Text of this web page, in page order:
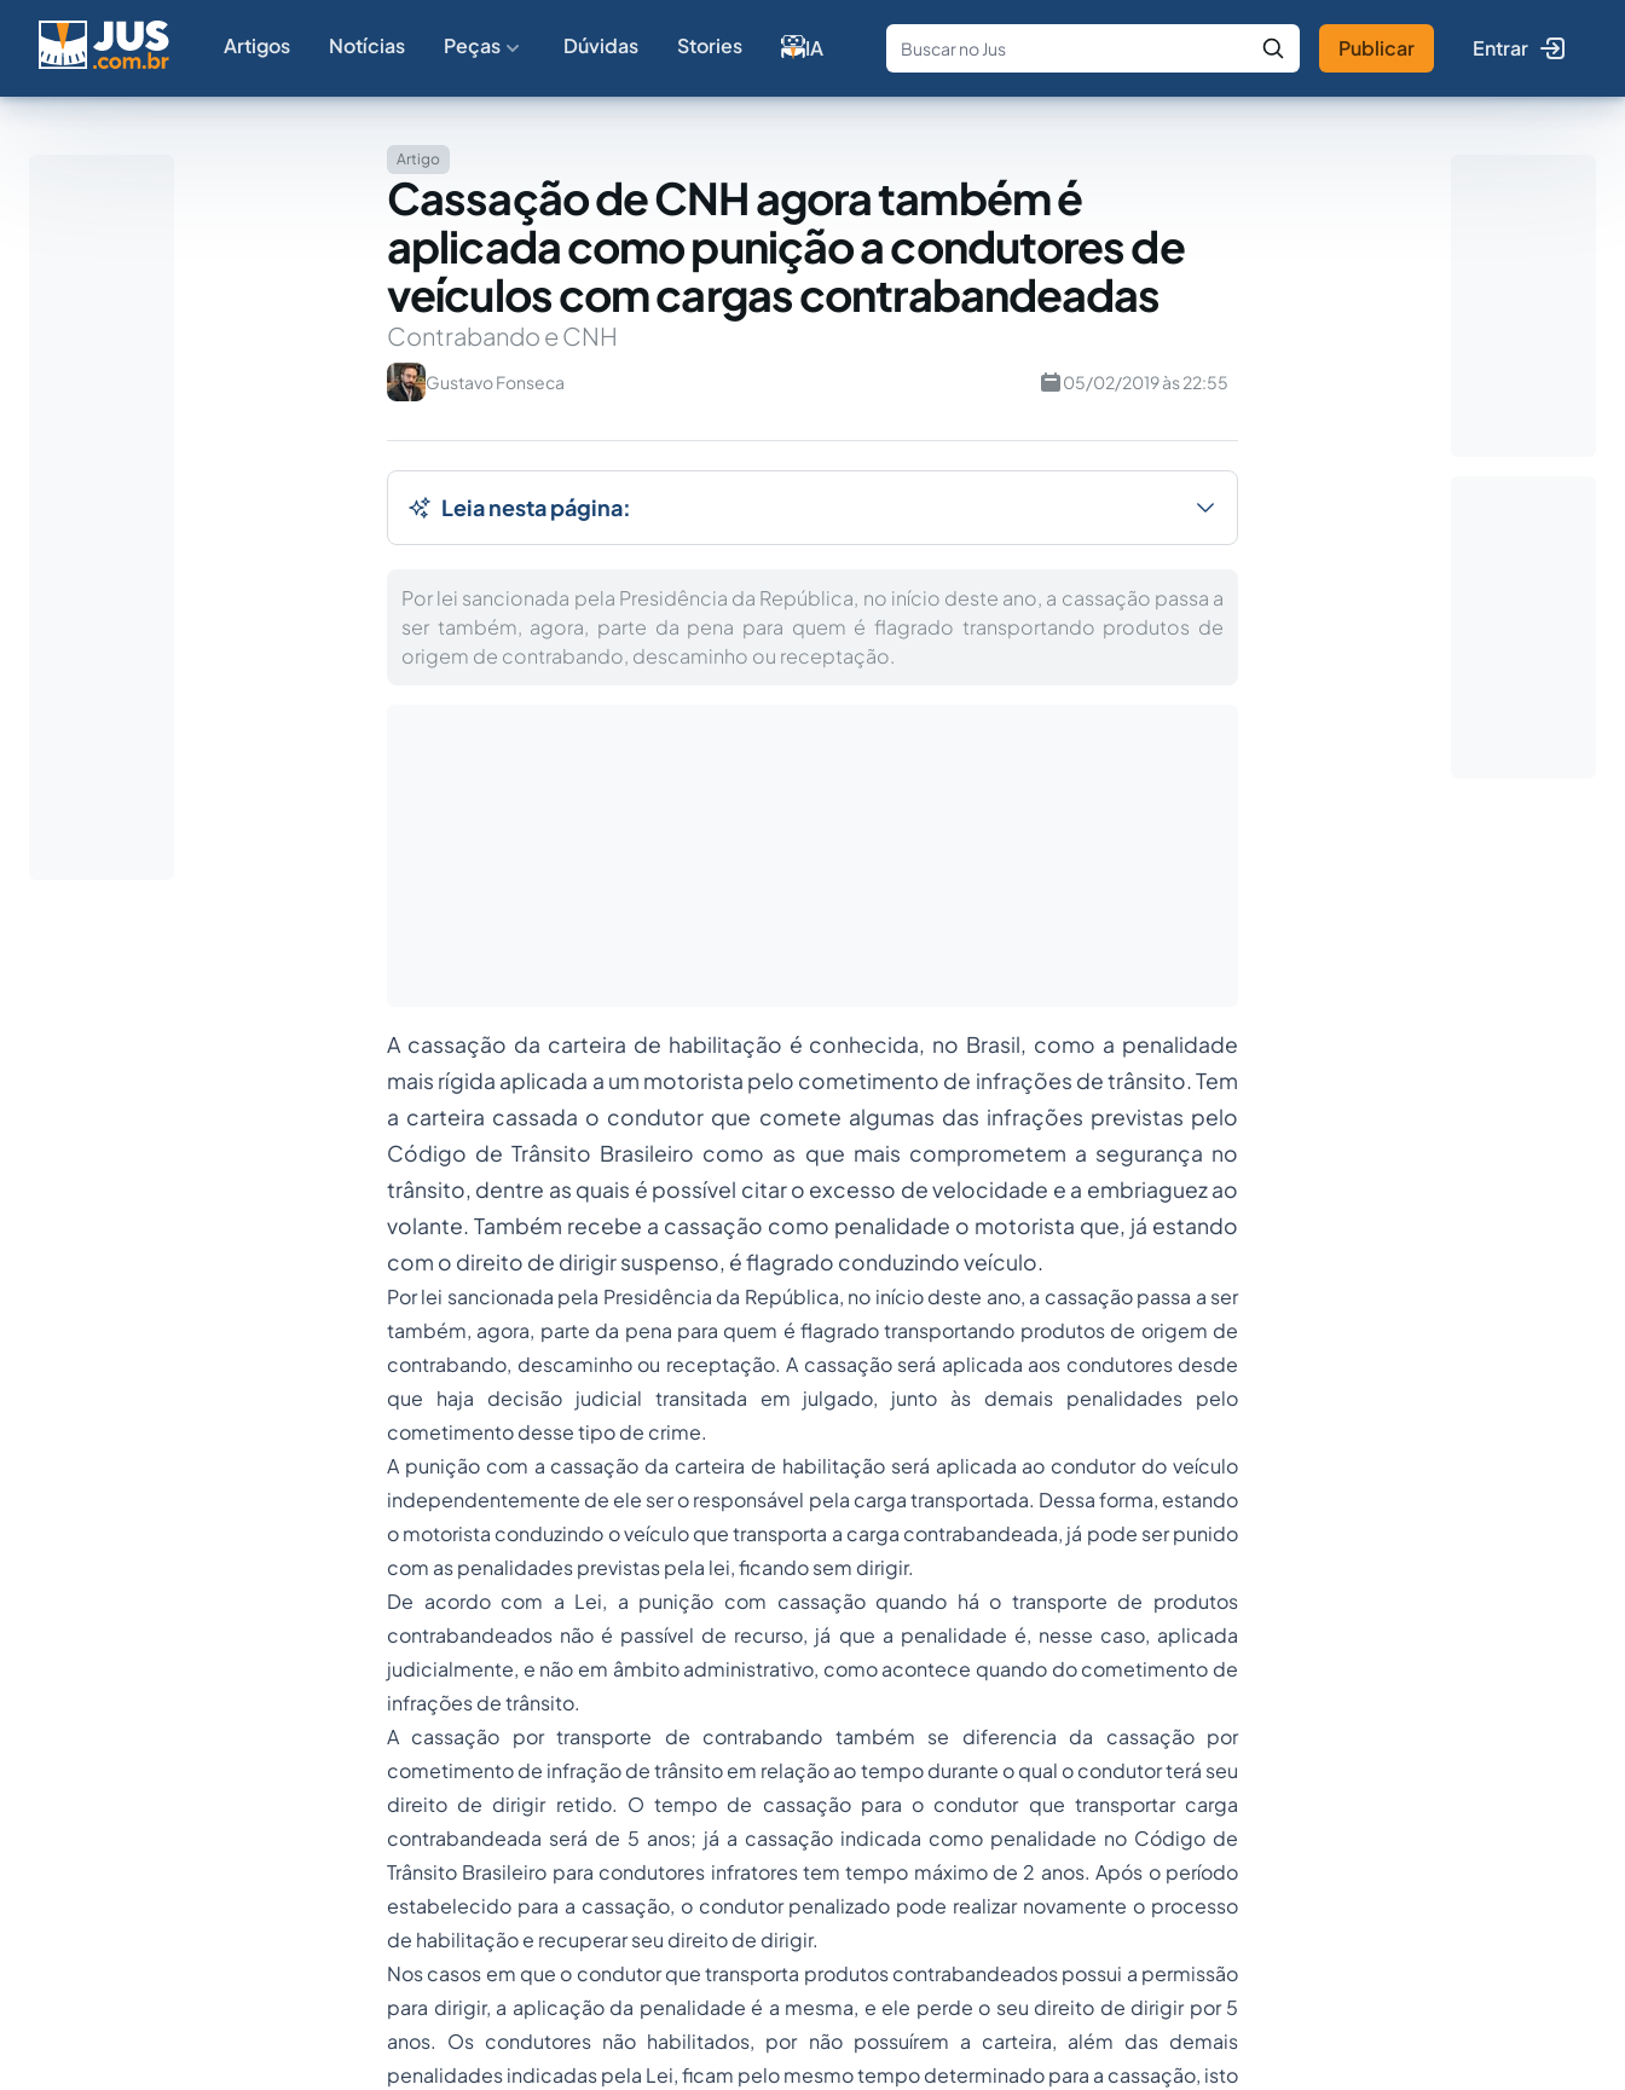
Artigos Notícias Peças Dúvidas Stories IA
Fale com a IA Buscar no Jus
Publicar Entrar
Artigo
Cassação de CNH agora também é
aplicada como punição a condutores de
veículos com cargas contrabandeadas
Contrabando e CNH
Gustavo Fonseca 05/02/2019 às 22:55
Leia nesta página:
Por lei sancionada pela Presidência da República, no início deste ano, a cassação passa a
ser também, agora, parte da pena para quem é flagrado transportando produtos de
origem de contrabando, descaminho ou receptação.
A cassação da carteira de habilitação é conhecida, no Brasil, como a penalidade
mais rígida aplicada a um motorista pelo cometimento de infrações de trânsito. Tem
a carteira cassada o condutor que comete algumas das infrações previstas pelo
Código de Trânsito Brasileiro como as que mais comprometem a segurança no
trânsito, dentre as quais é possível citar o excesso de velocidade e a embriaguez ao
volante. Também recebe a cassação como penalidade o motorista que, já estando
com o direito de dirigir suspenso, é flagrado conduzindo veículo.
Por lei sancionada pela Presidência da República, no início deste ano, a cassação passa a ser
também, agora, parte da pena para quem é flagrado transportando produtos de origem de
contrabando, descaminho ou receptação. A cassaçãoserá aplicada aos condutores desde
que haja decisão judicial transitada em julgado, junto às demais penalidades pelo
cometimento desse tipo de crime.
A punição com a cassação da carteira de habilitação será aplicada ao condutor do veículo
independentemente de ele ser o responsável pela carga transportada. Dessa forma, estando
o motorista conduzindo o veículo que transporta a carga contrabandeada, já pode ser punido
com as penalidades previstas pela lei, ficando sem dirigir.
De acordo com a Lei, a punição com cassação quando há o transporte de produtos
contrabandeados não é passível de recurso, já que a penalidade é, nesse caso, aplicada
judicialmente, e não em âmbito administrativo, como acontece quando do cometimento de
infrações de trânsito.
A cassação por transporte de contrabando também se diferencia da cassação por
cometimento de infração de trânsito em relação ao tempo durante o qual o condutor terá seu
direito de dirigir retido. Otempo de cassaçãopara o condutor que transportar carga
contrabandeada será de 5 anos; já a cassação indicada como penalidade no Código de
Trânsito Brasileiro para condutores infratores tem tempo máximo de 2 anos. Após o período
estabelecido para a cassação, o condutor penalizado pode realizar novamente o processo
de habilitação e recuperar seu direito de dirigir.
Nos casos em que o condutor que transporta produtos contrabandeados possui a permissão
para dirigir, a aplicação da penalidade é a mesma, e ele perde o seu direito de dirigir por 5
anos. Os condutores não habilitados, por não possuírem a carteira, além das demais
penalidades indicadas pela Lei, ficam pelo mesmo tempo determinado para a cassação, isto